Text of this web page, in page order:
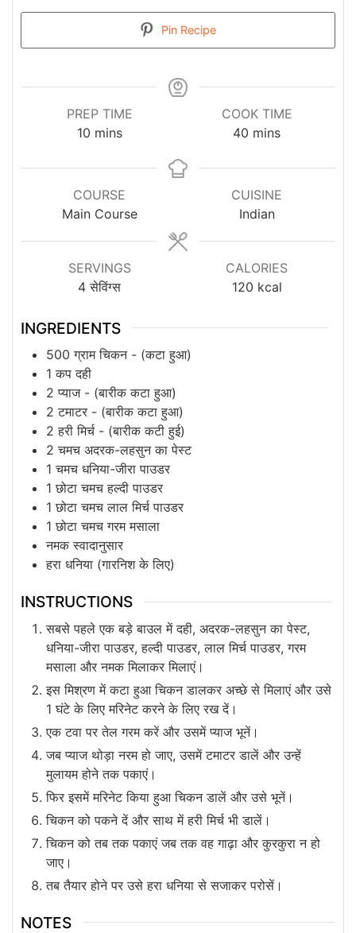
Pin Recipe
PREP TIME
10minutes
mins
COOK TIME
40 minutes
mins
COURSE
Main Course
CUISINE
Indian
SERVINGS
4 सेविंग्स
CALORIES
120 kcal
INGREDIENTS
500ग्रामचिकन - (कटा हुआ)
1कप दही
2प्याज - (बारीक कटा हुआ)
2 टमाटर - (बारीक कटा हुआ)
2 हरी मिर्च - (बारीक कटी हुई)
2चमच अदरक-लहसुन का पेस्ट
1चमच धनिया-जीरा पाउडर
1छोटा चमच हल्दी पाउडर
1छोटा चमच लाल मिर्च पाउडर
1छोटा चमच गरम मसाला
नमक स्वादानुसार
हरा धनिया (गारनिश के लिए)
INSTRUCTIONS
सबसे पहले एक बड़े बाउल में दही, अदरक-लहसुन का पेस्ट,
धनिया-जीरा पाउडर, हल्दी पाउडर, लाल मिर्च पाउडर, गरम
मसाला और नमक मिलाकर मिलाएं।
इस मिश्रण में कटा हुआ चिकन डालकर अच्छे से मिलाएं और उसे
1 घंटे के लिए मरिनेट करने के लिए रख दें।
एक टवा पर तेल गरम करें और उसमें प्याज भूनें।
जब प्याज थोड़ा नरम हो जाए, उसमें टमाटर डालें और उन्हें
मुलायम होने तक पकाएं।
फिर इसमें मरिनेट किया हुआ चिकन डालें और उसे भूनें।
चिकन को पकने दें और साथ में हरी मिर्च भी डालें।
चिकन को तब तक पकाएं जब तक वह गाढ़ा और कुरकुरा न हो
जाए।
तब तैयार होने पर उसे हरा धनिया से सजाकर परोसें।
NOTES